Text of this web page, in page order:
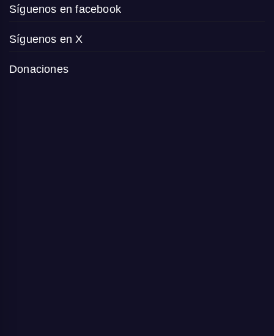
Síguenos en facebook
Síguenos en X
Donaciones